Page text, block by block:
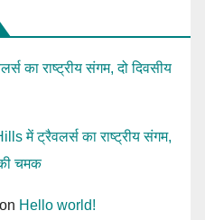
का राष्ट्रीय संगम, दो दिवसीय
में ट्रैवलर्स का राष्ट्रीय संगम,
चमक
on Hello world!